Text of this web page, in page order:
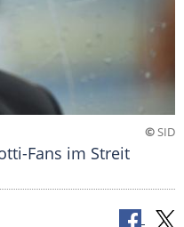
©SID
Fans im Streit